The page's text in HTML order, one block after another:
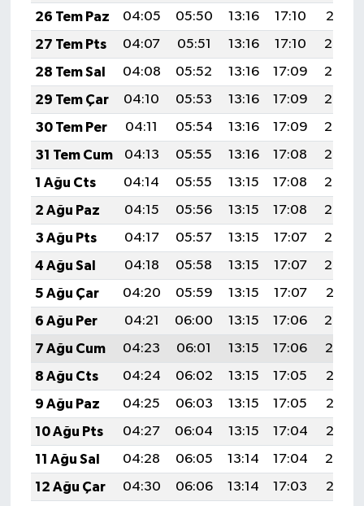
26 Tem Paz
04:05 05:50 13:16 17:10
20:31
27 Tem Pts
04:07 05:51 13:16 17:10
20:30
28 Tem Sal
04:08 05:52 13:16 17:09
20:30
29 Tem Çar
04:10 05:53 13:16 17:09
20:29
30 Tem Per
04:11 05:54 13:16 17:09
20:28
31 Tem Cum
04:13 05:55 13:16 17:08
20:27
1 Ağu Cts
04:14 05:55 13:15 17:08
20:26
2 Ağu Paz
04:15 05:56 13:15 17:08
20:25
3 Ağu Pts
04:17 05:57 13:15 17:07
20:23
4 Ağu Sal
04:18 05:58 13:15 17:07
20:22
5 Ağu Çar
04:20 05:59 13:15 17:07
20:21
6 Ağu Per
04:21 06:00 13:15 17:06
20:20
7 Ağu Cum
04:23 06:01 13:15 17:06
20:19
8 Ağu Cts
04:24 06:02 13:15 17:05
20:18
9 Ağu Paz
04:25 06:03 13:15 17:05
20:17
10 Ağu Pts
04:27 06:04 13:15 17:04
20:15
11 Ağu Sal
04:28 06:05 13:14 17:04
20:14
12 Ağu Çar
04:30 06:06 13:14 17:03
20:13